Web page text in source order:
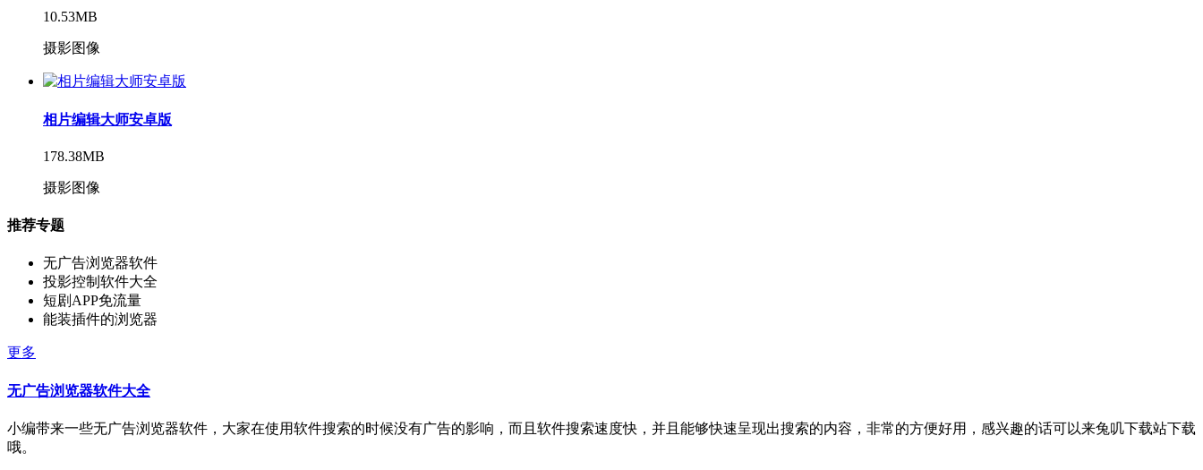
10.53MB
摄影图像
相片编辑大师安卓版
178.38MB
摄影图像
推荐专题
无广告浏览器软件
投影控制软件大全
短剧APP免流量
能装插件的浏览器
更多
无广告浏览器软件大全
小编带来一些无广告浏览器软件，大家在使用软件搜索的时候没有广告的影响，而且软件搜索速度快，并且能够快速呈现出搜索的内容，非常的方便好用，感兴趣的话可以来兔叽下载站下载
哦。